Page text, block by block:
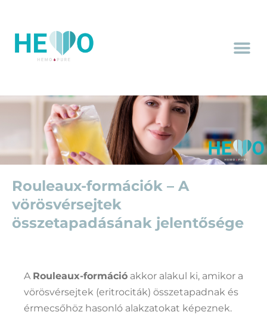
Rouleaux-formációk – A
vörösvérsejtek
összetapadásának jelentősége
A Rouleaux-formáció akkor alakul ki, amikor a
vörösvérsejtek (eritrociták) összetapadnak és
érmecsőhöz hasonló alakzatokat képeznek.